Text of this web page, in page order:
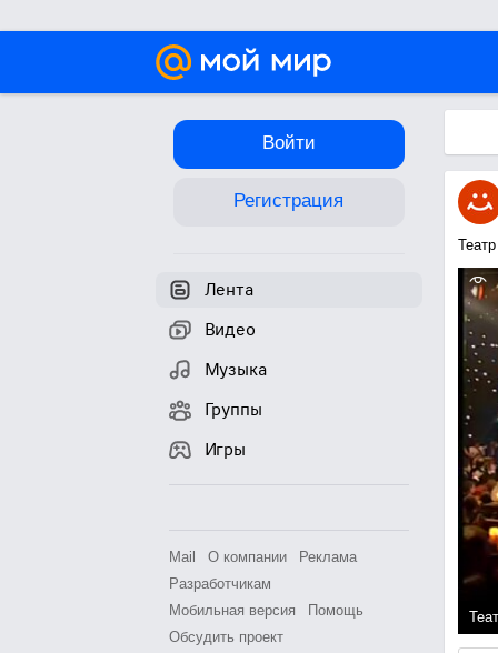
Войти
Регистрация
Лента
Видео
Музыка
Группы
Игры
Mail О компании
Реклама
Разработчикам
Мобильная версия
Помощь
Обсудить проект